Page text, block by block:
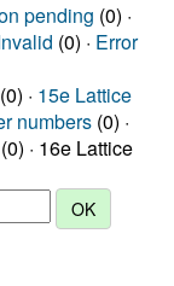
pending (0) ·
(0) · Error
(0) · 15e Lattice
numbers (0) ·
(0) · 16e Lattice